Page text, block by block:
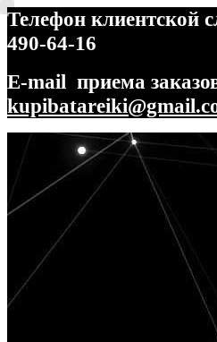
Телефон клиентской
490-64-16
E-mail приема
Перейти
навигации
Перейти
содержимому